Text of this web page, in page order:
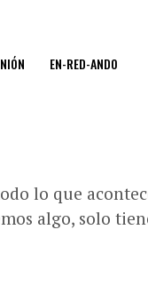
EN-RED-ANDO
lo que
algo, solo